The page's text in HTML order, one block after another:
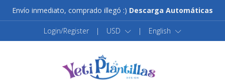
Envío inmediato, comprado illegó :) Descarga Automáticas
Login/Register | USD | English